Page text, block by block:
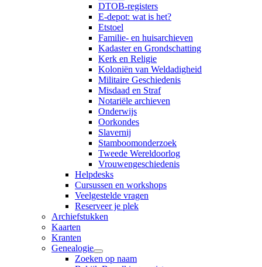
DTOB-registers
E-depot: wat is het?
Etstoel
Familie- en huisarchieven
Kadaster en Grondschatting
Kerk en Religie
Koloniën van Weldadigheid
Militaire Geschiedenis
Misdaad en Straf
Notariële archieven
Onderwijs
Oorkondes
Slavernij
Stamboomonderzoek
Tweede Wereldoorlog
Vrouwengeschiedenis
Helpdesks
Cursussen en workshops
Veelgestelde vragen
Reserveer je plek
Archiefstukken
Kaarten
Kranten
Genealogie
Zoeken op naam